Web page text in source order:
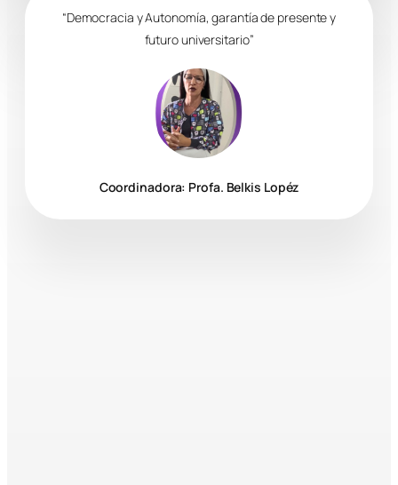
“Democracia y Autonomía, garantía de presente y
futuro universitario”
Coordinadora: Profa. Belkis Lopéz